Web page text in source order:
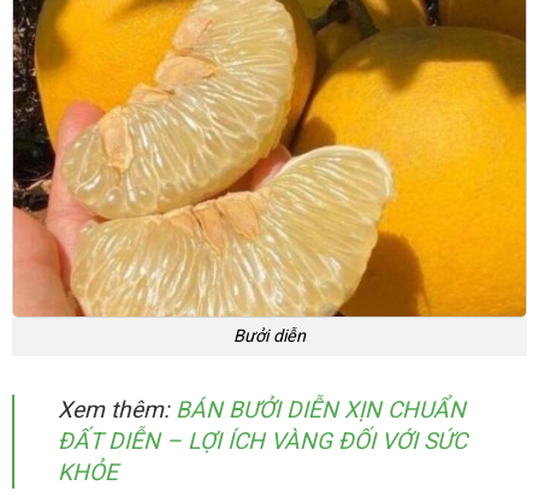
Bưởi diễn
Xem thêm: BÁN BƯỞI DIỄN XỊN CHUẨN
ĐẤT DIỄN – LỢI ÍCH VÀNG ĐỐI VỚI SỨC
KHỎE